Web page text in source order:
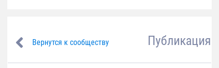
Вернутся к сообществу Публикация